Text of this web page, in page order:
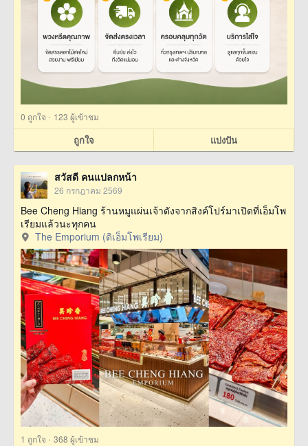
0 ถูกใจ · 123 ผู้เข้าชม
ถูกใจ แบ่งปัน
สวัสดี คนแปลกหน้า
26 กรกฎาคม 2569
Bee Cheng Hiang ร้านหมูแผ่นเจ้าดังจากสิงค์โปร์มาเปิดที่เอ็มโพ
เรียมแล้วนะทุกคน
The Emporium (ดิเอ็มโพเรียม)
1 ถูกใจ · 368 ผู้เข้าชม